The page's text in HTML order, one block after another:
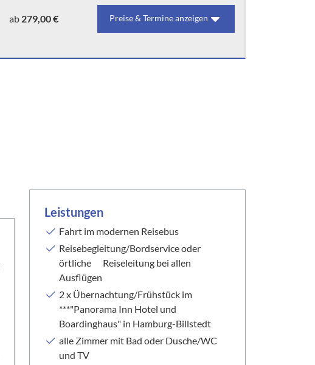
ab 279,00 € Preise & Termine anzeigen
Leistungen
Fahrt im modernen Reisebus
Reisebegleitung/Bordservice oder
örtliche Reiseleitung bei allen
Ausflügen
2 x Übernachtung/Frühstück im
***"Panorama Inn Hotel und
Boardinghaus" in Hamburg-Billstedt
alle Zimmer mit Bad oder Dusche/WC
und TV